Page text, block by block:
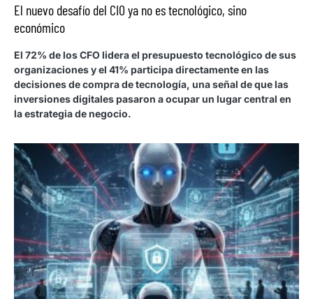
El nuevo desafío del CIO ya no es tecnológico, sino
económico
El 72% de los CFO lidera el presupuesto tecnológico de sus
organizaciones y el 41% participa directamente en las
decisiones de compra de tecnología, una señal de que las
inversiones digitales pasaron a ocupar un lugar central en
la estrategia de negocio.